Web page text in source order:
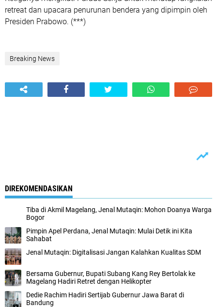
retreat dan upacara penurunan bendera yang dipimpin oleh
Presiden Prabowo. (***)
Breaking News
DIREKOMENDASIKAN
Tiba di Akmil Magelang, Jenal Mutaqin: Mohon Doanya Warga
Bogor
Pimpin Apel Perdana, Jenal Mutaqin: Mulai Detik ini Kita
Sahabat
Jenal Mutaqin: Digitalisasi Jangan Kalahkan Kualitas SDM
Bersama Gubernur, Bupati Subang Kang Rey Bertolak ke
Magelang Hadiri Retret dengan Helikopter
Dedie Rachim Hadiri Sertijab Gubernur Jawa Barat di
Bandung